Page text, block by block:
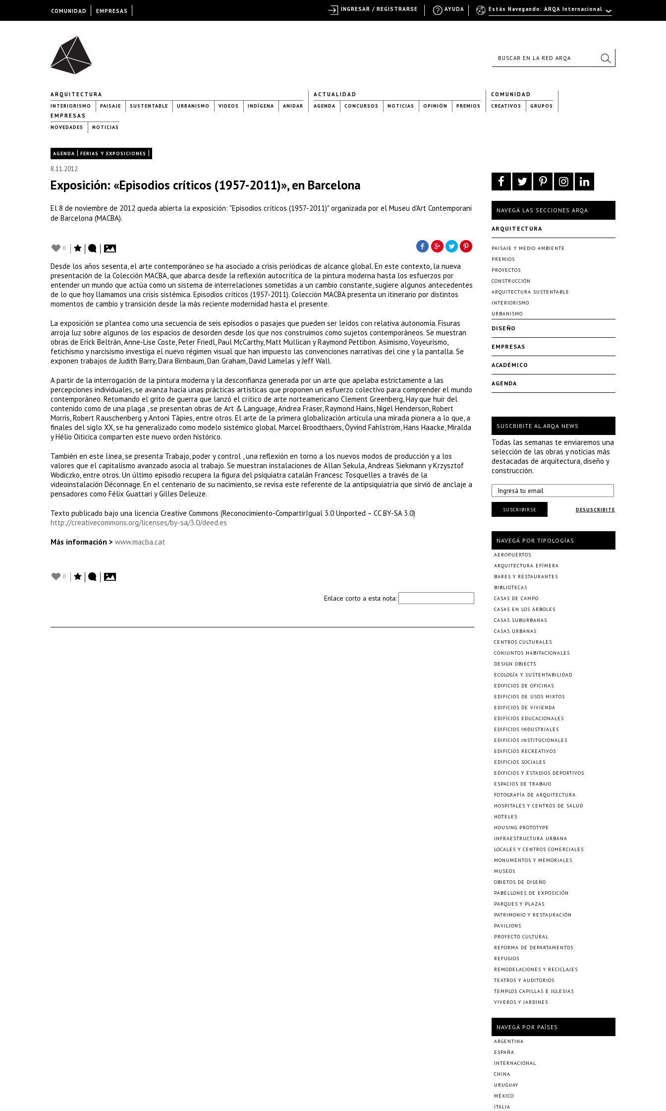
ARQUITECTURA
INTERIORISMO PAISAJE SUSTENTABLE URBANISMO VIDEOS INDÍGENA ANIDAR
ACTUALIDAD
AGENDA CONCURSOS NOTICIAS OPINIÓN PREMIOS
COMUNIDAD
CREATIVOS GRUPOS
EMPRESAS
NOVEDADES NOTICIAS
AGENDA | FERIAS Y EXPOSICIONES |
8.11.2012
Exposición: «Episodios críticos (1957-2011)», en Barcelona
El 8 de noviembre de 2012 queda abierta la exposición: "Episodios críticos (1957-2011)" organizada por el Museu d'Art Contemporani
de Barcelona (MACBA).
0
Desde los años sesenta, el arte contemporáneo se ha asociado a crisis periódicas de alcance global. En este contexto, la nueva
presentación de la Colección MACBA, que abarca desde la reflexión autocrítica de la pintura moderna hasta los esfuerzos por
entender un mundo que actúa como un sistema de interrelaciones sometidas a un cambio constante, sugiere algunos antecedentes
de lo que hoy llamamos una crisis sistémica. Episodios críticos (1957-2011). Colección MACBA presenta un itinerario por distintos
momentos de cambio y transición desde la más reciente modernidad hasta el presente.
La exposición se plantea como una secuencia de seis episodios o pasajes que pueden ser leídos con relativa autonomía. Fisuras
arroja luz sobre algunos de los espacios de desorden desde los que nos construimos como sujetos contemporáneos. Se muestran
obras de Erick Beltrán, Anne-Lise Coste, Peter Friedl, Paul McCarthy, Matt Mullican y Raymond Pettibon. Asimismo, Voyeurismo,
fetichismo y narcisismo investiga el nuevo régimen visual que han impuesto las convenciones narrativas del cine y la pantalla. Se
exponen trabajos de Judith Barry, Dara Birnbaum, Dan Graham, David Lamelas y Jeff Wall.
A partir de la interrogación de la pintura moderna y la desconfianza generada por un arte que apelaba estrictamente a las
percepciones individuales, se avanza hacia unas prácticas artísticas que proponen un esfuerzo colectivo para comprender el mundo
contemporáneo. Retomando el grito de guerra que lanzó el crítico de arte norteamericano Clement Greenberg, Hay que huir del
contenido como de una plaga , se presentan obras de Art & Language, Andrea Fraser, Raymond Hains, Nigel Henderson, Robert
Morris, Robert Rauschenberg y Antoni Tàpies, entre otros. El arte de la primera globalización articula una mirada pionera a lo que, a
finales del siglo XX, se ha generalizado como modelo sistémico global. Marcel Broodthaers, Öyvind Fahlström, Hans Haacke, Miralda
y Hélio Oiticica comparten este nuevo orden histórico.
También en este línea, se presenta Trabajo, poder y control , una reflexión en torno a los nuevos modos de producción y a los
valores que el capitalismo avanzado asocia al trabajo. Se muestran instalaciones de Allan Sekula, Andreas Siekmann y Krzysztof
Wodiczko, entre otros. Un último episodio recupera la figura del psiquiatra catalán Francesc Tosquelles a través de la
videoinstalación Déconnage. En el centenario de su nacimiento, se revisa este referente de la antipsiquiatría que sirvió de anclaje a
pensadores como Félix Guattari y Gilles Deleuze.
Texto publicado bajo una licencia Creative Commons (Reconocimiento-CompartirIgual 3.0 Unported – CC BY-SA 3.0)
http://creativecommons.org/licenses/by-sa/3.0/deed.es
Más información > www.macba.cat
0
Enlace corto a esta nota:
NAVEGÁ LAS SECCIONES ARQA
ARQUITECTURA
PAISAJE Y MEDIO AMBIENTE
PREMIOS
PROYECTOS
CONSTRUCCIÓN
ARQUITECTURA SUSTENTABLE
INTERIORISMO
URBANISMO
DISEÑO
EMPRESAS
ACADÉMICO
AGENDA
SUSCRIBITE AL ARQA NEWS
Todas las semanas te enviaremos una
selección de las obras y noticias más
destacadas de arquitectura, diseño y
construcción.
DESUSCRIBITE
SUSCRIBIRSE
NAVEGÁ POR TIPOLOGÍAS
AEROPUERTOS
ARQUITECTURA EFÍMERA
BARES Y RESTAURANTES
BIBLIOTECAS
CASAS DE CAMPO
CASAS EN LOS ÁRBOLES
CASAS SUBURBANAS
CASAS URBANAS
CENTROS CULTURALES
CONJUNTOS HABITACIONALES
DESIGN OBJECTS
ECOLOGÍA Y SUSTENTABILIDAD
EDIFICIOS DE OFICINAS
EDIFICIOS DE USOS MIXTOS
EDIFICIOS DE VIVIENDA
EDIFICIOS EDUCACIONALES
EDIFICIOS INDUSTRIALES
EDIFICIOS INSTITUCIONALES
EDIFICIOS RECREATIVOS
EDIFICIOS SOCIALES
EDIFICIOS Y ESTADIOS DEPORTIVOS
ESPACIOS DE TRABAJO
FOTOGRAFÍA DE ARQUITECTURA
HOSPITALES Y CENTROS DE SALUD
HOTELES
HOUSING PROTOTYPE
INFRAESTRUCTURA URBANA
LOCALES Y CENTROS COMERCIALES
MONUMENTOS Y MEMORIALES
MUSEOS
OBJETOS DE DISEÑO
PABELLONES DE EXPOSICIÓN
PARQUES Y PLAZAS
PATRIMONIO Y RESTAURACIÓN
PAVILIONS
PROYECTO CULTURAL
REFORMA DE DEPARTAMENTOS
REFUGIOS
REMODELACIONES Y RECICLAJES
TEATROS Y AUDITORIOS
TEMPLOS CAPILLAS E IGLESIAS
VIVEROS Y JARDINES
NAVEGÁ POR PAÍSES
ARGENTINA
ESPAÑA
INTERNACIONAL
CHINA
URUGUAY
MÉXICO
ITALIA
COMUNIDAD EMPRESAS Estás Navegando: ARQA Internacional
AYUDA
INGRESAR / REGISTRARSE